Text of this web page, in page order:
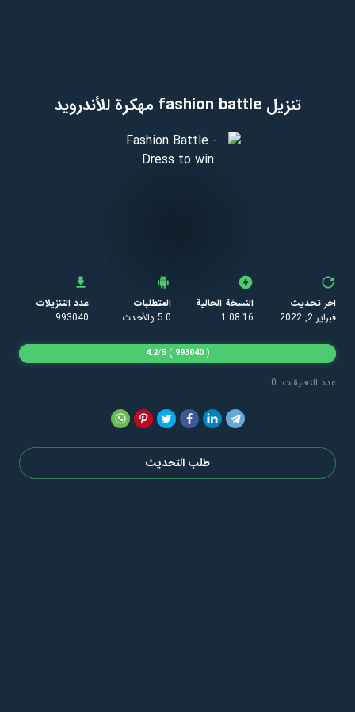
تنزيل fashion battle مهكرة للأندرويد
اخر تحديث
فبراير 2, 2022
النسخة الحالية
1.08.16
المتطلبات
5.0 والأحدث
عدد التنزيلات
993040
عدد التعليقات: 0
(
993040
)
4.2/5
طلب التحديث